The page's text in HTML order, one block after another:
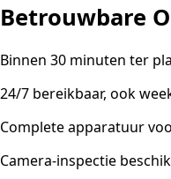
Betrouwbare
Binnen 30 minuten ter
24/7 bereikbaar, ook
Complete apparatuur
Camera-inspectie